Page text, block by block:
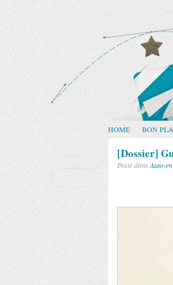
HOME BON
[Dossier]
Posté dansAuto-